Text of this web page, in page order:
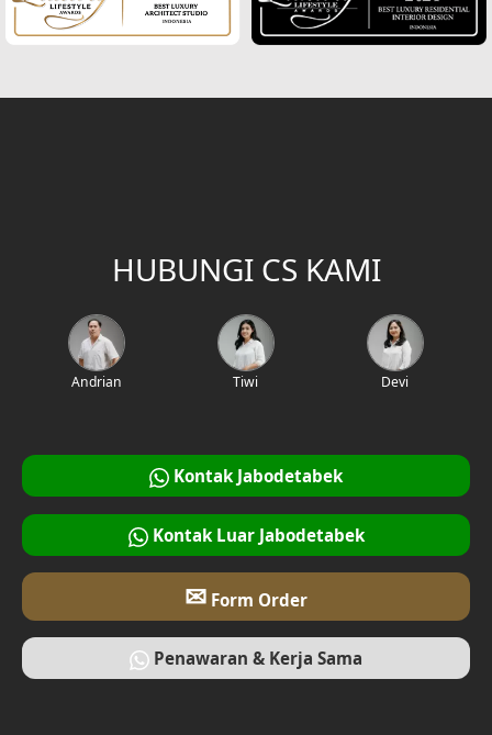
HUBUNGI CS KAMI
Andrian Tiwi Devi
Kontak Jabodetabek
Kontak Luar Jabodetabek
✉ Form Order
Penawaran & Kerja Sama